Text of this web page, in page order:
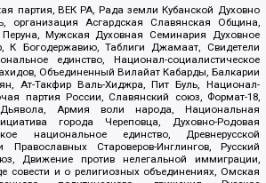
партия, ВЕК РА, Рада земли Кубанской Духовно
организация Асгардская Славянская Община,
Мужская Духовная Семинария Духовное
К Богодержавию, Таблиги Джамаат, Свидетели
единство, Национал-социалистическое
Объединенный Вилайат Кабарды, Балкарии
Ат-Такфир Валь-Хиджра, Пит Буль, Национал-
партия России, Славянский союз, Формат-18,
Армия воли народа, Национальная
города Череповца, Духовно-Родовая
национальное единство, Древнерусской
Православных Староверов-Инглингов, Русский
Движение против нелегальной иммиграции,
совести и о религиозных объединениях, Омская